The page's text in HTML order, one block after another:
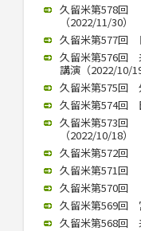
久留米第578回
（2022/11/30）
久留米第577回
久留米第576回
講演（2022/10/19
久留米第575回
久留米第574回
久留米第573回
（2022/10/18）
久留米第572回
久留米第571回
久留米第570回
久留米第569回
久留米第568回